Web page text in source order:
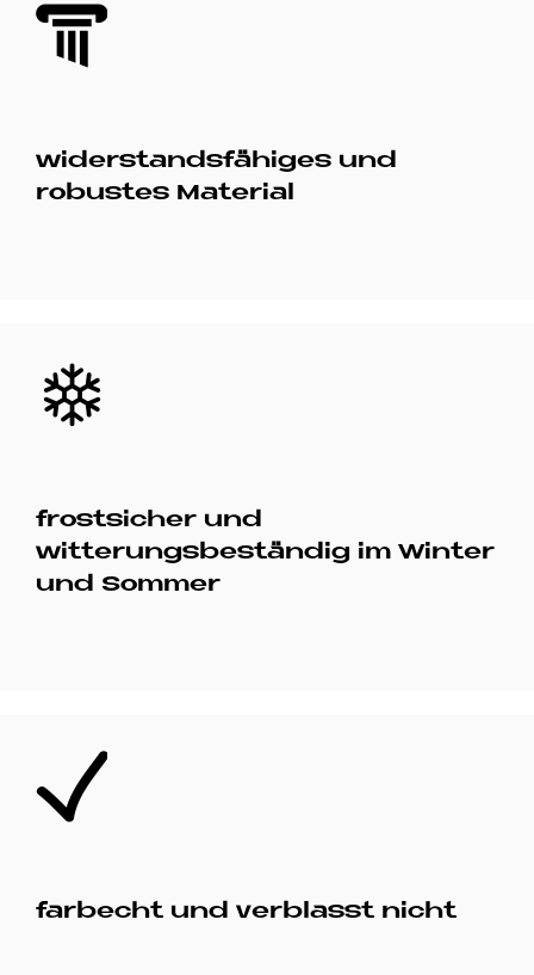
Bild
widerstandsfähiges und
robustes Material
Bild
frostsicher und
witterungsbeständig im Winter
und Sommer
farbecht und verblasst nicht